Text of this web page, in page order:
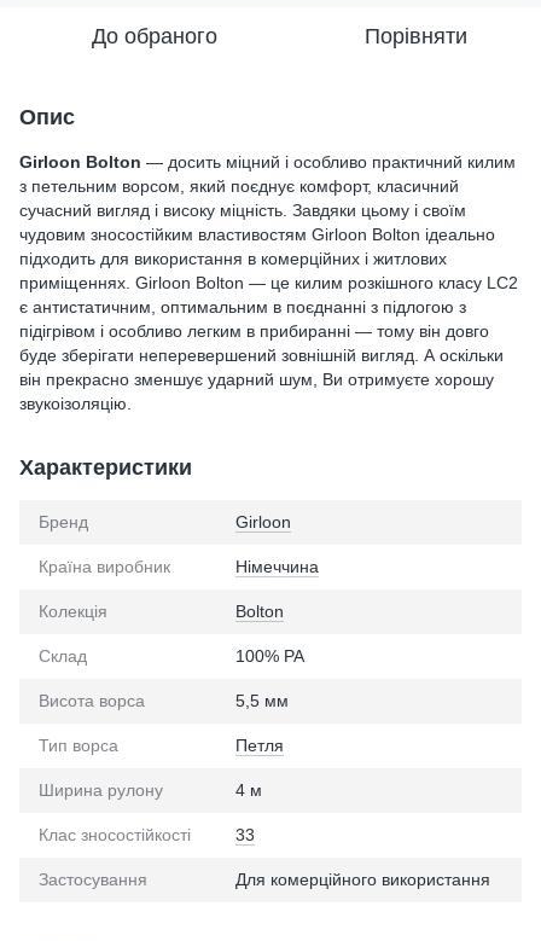
До обраного Порівняти
Опис
Girloon Bolton — досить міцний і особливо практичний килим
з петельним ворсом, який поєднує комфорт, класичний
сучасний вигляд і високу міцність. Завдяки цьому і своїм
чудовим зносостійким властивостям Girloon Bolton ідеально
підходить для використання в комерційних і житлових
приміщеннях. Girloon Bolton — це килим розкішного класу LC2
є антистатичним, оптимальним в поєднанні з підлогою з
підігрівом і особливо легким в прибиранні — тому він довго
буде зберігати неперевершений зовнішній вигляд. А оскільки
він прекрасно зменшує ударний шум, Ви отримуєте хорошу
звукоізоляцію.
Характеристики
Бренд Girloon
Країна виробник Німеччина
Колекція Bolton
Склад 100% PA
Висота ворса 5,5 мм
Тип ворса Петля
Ширина рулону 4 м
Клас зносостійкості 33
Застосування Для комерційного використання